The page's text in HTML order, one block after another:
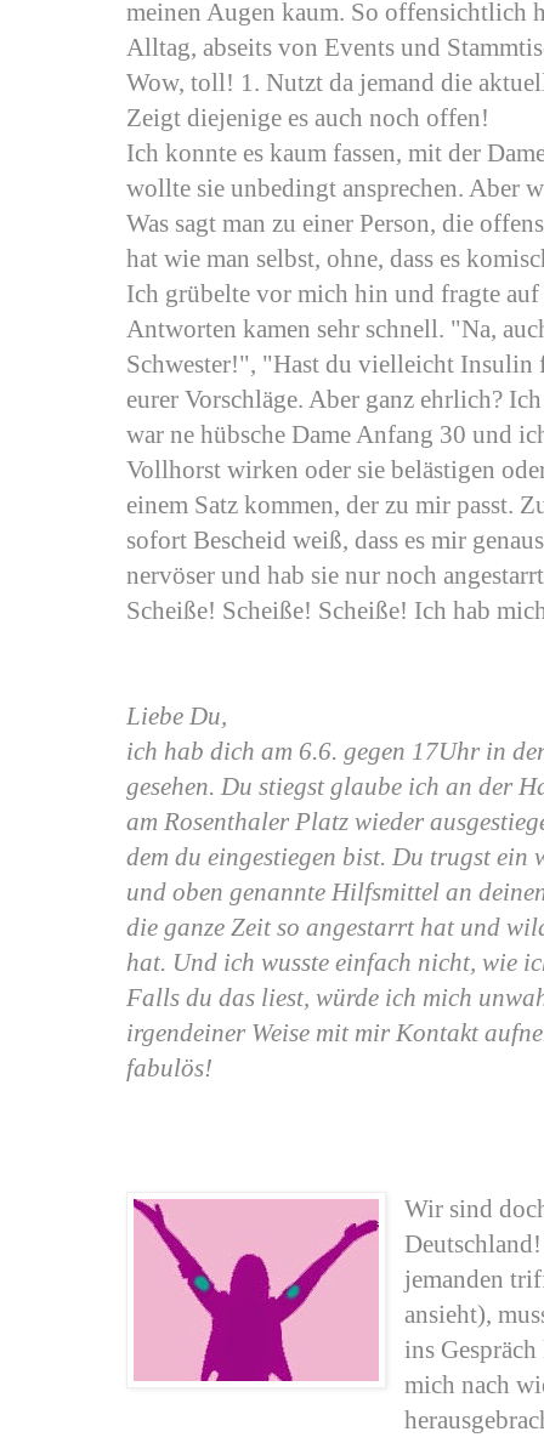
meinen Augen kaum. So offensichtlich
Alltag, abseits von Events und
Wow, toll! 1. Nutzt da jemand die
Zeigt diejenige es auch noch offen!
Ich konnte es kaum fassen, mit der
wollte sie unbedingt ansprechen. Aber
Was sagt man zu einer Person, die
hat wie man selbst, ohne, dass es
Ich grübelte vor mich hin und fragte
Antworten kamen sehr schnell. "Na,
Schwester!", "Hast du vielleicht Insulin
eurer Vorschläge. Aber ganz ehrlich?
war ne hübsche Dame Anfang 30 und
Vollhorst wirken oder sie belästigen
einem Satz kommen, der zu mir passt.
sofort Bescheid weiß, dass es mir
nervöser und hab sie nur noch
Scheiße! Scheiße! Scheiße! Ich hab
Liebe Du,
ich hab dich am 6.6. gegen 17Uhr in
gesehen. Du stiegst glaube ich an der
am Rosenthaler Platz wieder
dem du eingestiegen bist. Du trugst ein
und oben genannte Hilfsmittel an
die ganze Zeit so angestarrt hat und
hat. Und ich wusste einfach nicht, wie
Falls du das liest, würde ich mich
irgendeiner Weise mit mir Kontakt
fabulös!
Wir sind
jemanden
ansieht),
ins
mich nach